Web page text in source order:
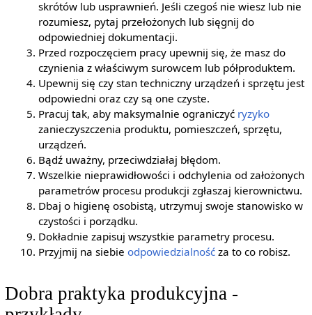
skrótów lub usprawnień. Jeśli czegoś nie wiesz lub nie
rozumiesz, pytaj przełożonych lub sięgnij do
odpowiedniej dokumentacji.
Przed rozpoczęciem pracy upewnij się, że masz do
czynienia z właściwym surowcem lub półproduktem.
Upewnij się czy stan techniczny urządzeń i sprzętu jest
odpowiedni oraz czy są one czyste.
Pracuj tak, aby maksymalnie ograniczyć ryzyko
zanieczyszczenia produktu, pomieszczeń, sprzętu,
urządzeń.
Bądź uważny, przeciwdziałaj błędom.
Wszelkie nieprawidłowości i odchylenia od założonych
parametrów procesu produkcji zgłaszaj kierownictwu.
Dbaj o higienę osobistą, utrzymuj swoje stanowisko w
czystości i porządku.
Dokładnie zapisuj wszystkie parametry procesu.
Przyjmij na siebieodpowiedzialność za to co robisz.
Dobra praktyka produkcyjna -